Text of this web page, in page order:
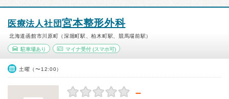
医療法人社団宮本整形外科
北海道函館市川原町（深堀町駅、柏木町駅、競馬場前駅）
駐車場あり マイナ受付(スマホ可)
土曜（〜12:00）
－